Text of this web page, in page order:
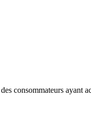
consommateurs ayant